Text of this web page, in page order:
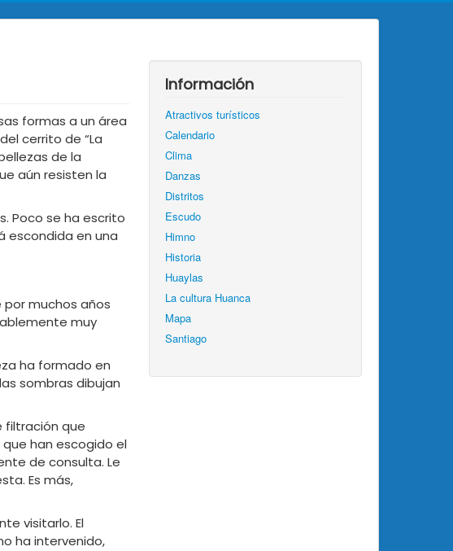
formas a un área
cerrito de “La
de la
aún resisten la
Poco se ha escrito
escondida en una
muchos años
muy
ha formado en
sombras dibujan
filtración que
han escogido el
de consulta. Le
Es más,
visitarlo. El
ha intervenido,
Información
Atractivos turísticos
Calendario
Clima
Danzas
Distritos
Escudo
Himno
Historia
Huaylas
La cultura Huanca
Mapa
Santiago